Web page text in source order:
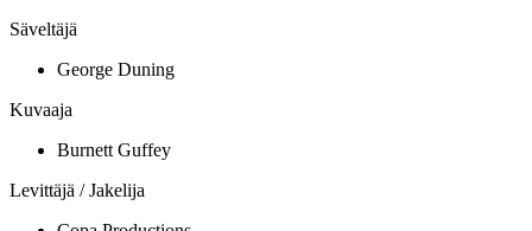
Säveltäjä
George Duning
Kuvaaja
Burnett Guffey
Levittäjä / Jakelija